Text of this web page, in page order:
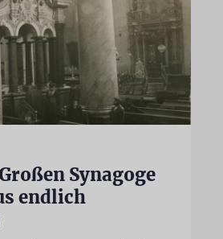
Synagoge
endlich